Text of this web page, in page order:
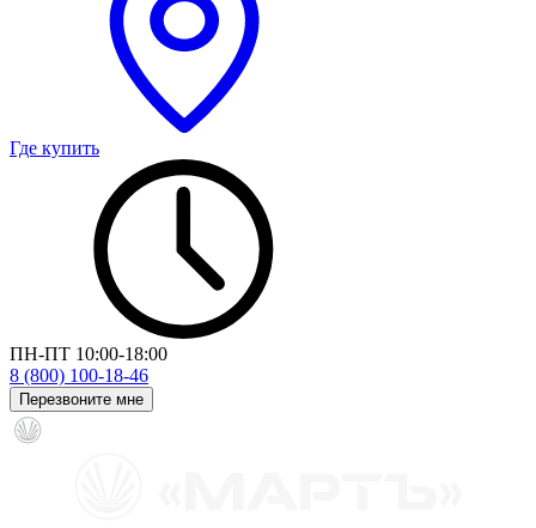
Где купить
ПН-ПТ 10:00-18:00
8 (800) 100-18-46
Перезвоните мне